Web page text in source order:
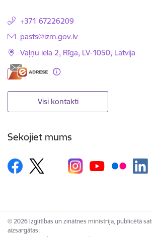
+371 67226209
E-pasts:
pasts@izm.gov.lv
Vaļņu iela 2, Rīga, LV-1050, Latvija
Visi kontakti
Sekojiet mums
© 2026 Izglītības un zinātnes ministrija, publicētā
aizsargātas.